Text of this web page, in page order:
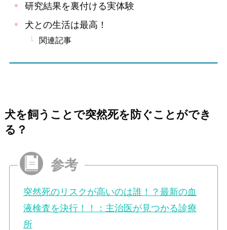
研究結果を裏付ける実体験
犬との生活は最高！
関連記事
犬を飼うことで突然死を防ぐことができ
る？
突然死のリスクが高いのは誰！？最新の血
液検査を決行！！：主治医が見つかる診療
所